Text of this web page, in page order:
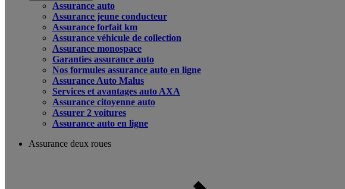
Assurance auto
Assurance jeune conducteur
Assurance forfait km
Assurance véhicule de collection
Assurance monospace
Garanties assurance auto
Nos formules assurance auto en ligne
Assurance Auto Malus
Services et avantages auto AXA
Assurance citoyenne auto
Assurer 2 voitures
Assurance auto en ligne
Assurance deux roues